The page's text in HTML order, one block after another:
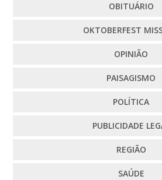
OBITUÁRIO
OKTOBERFEST
OPINIÃO
PAISAGISMO
POLÍTICA
PUBLICIDADE
REGIÃO
SAÚDE